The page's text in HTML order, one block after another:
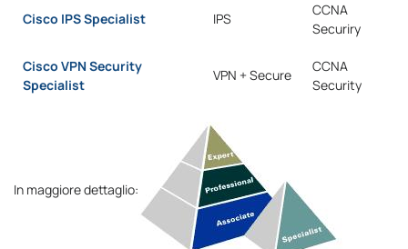
Cisco IPS Specialist IPS
CCNA
Securiry
Cisco VPN Security
Specialist
VPN + Secure
CCNA
Security
In maggiore dettaglio: